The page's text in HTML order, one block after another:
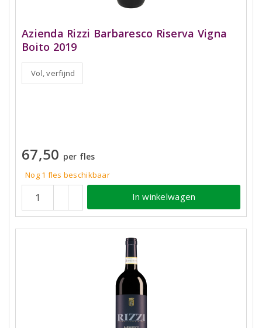
Azienda Rizzi Barbaresco Riserva Vigna
Boito 2019
Vol, verfijnd
67,50 per fles
Nog 1 fles beschikbaar
In winkelwagen